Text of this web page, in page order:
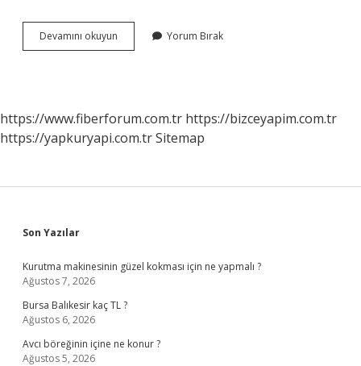
Devamını okuyun
Nedir
Yorum Bırak
https://www.fiberforum.com.tr https://bizceyapim.com.tr
https://yapkuryapi.com.trSitemap
Sidebar
Son Yazılar
Kurutma makinesinin güzel kokması için ne yapmalı ?
Ağustos 7, 2026
Bursa Balıkesir kaç TL ?
Ağustos 6, 2026
Avcı böreğinin içine ne konur ?
Ağustos 5, 2026